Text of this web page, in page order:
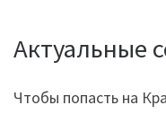
Актуальные
Чтобы попасть на